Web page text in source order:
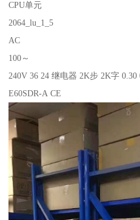
CPU单元
2064_lu_1_5
AC
100～
240V 36 24 继电器 2K步 2K字 0.30
E60SDR-A CE